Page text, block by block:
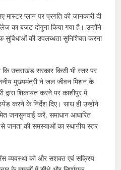
प्लान पर प्रगति की जानकारी दी
का बजट दोगुना किया गया है। उन्होंने
सुविधाओं की उपलब्धता सुनिश्चित करना
कि उत्तराखंड सरकार किसी भी स्तर पर
मुख्यमंत्री ने जल जीवन मिशन के
शिकायत करने पर काशीपुर में
करने के निर्देश दिए। साथ ही उन्होंने
जनसुनवाई करें, समाधान आधारित
जनता की समस्याओं का स्थानीय स्तर
व्यवस्था को और सशक्त एवं सक्रिय